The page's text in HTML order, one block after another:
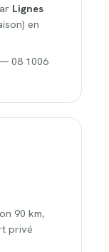
Lignes
en
08 1006
90 km,
privé